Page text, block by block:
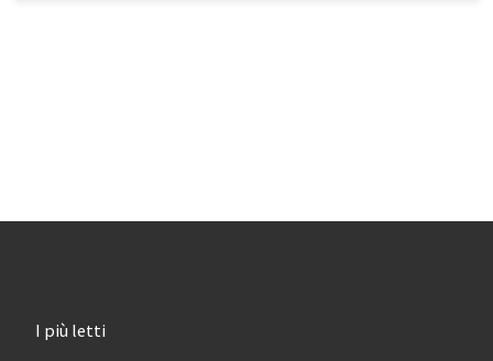
I più letti